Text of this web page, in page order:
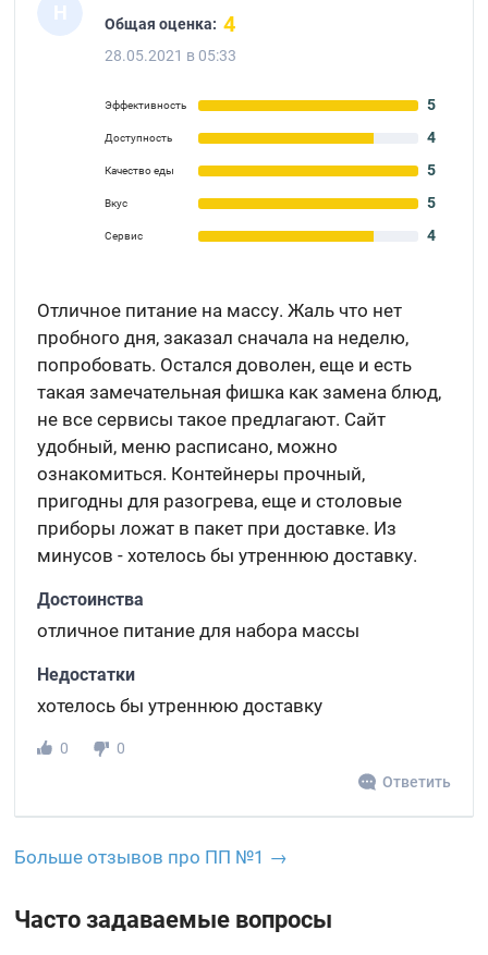
Н Общая оценка: 4
28.05.2021 в 05:33
Эффективность 5
Доступность 4
Качество еды 5
Вкус 5
Сервис 4
Отличное питание на массу. Жаль что нет
пробного дня, заказал сначала на неделю,
попробовать. Остался доволен, еще и есть
такая замечательная фишка как замена блюд,
не все сервисы такое предлагают. Сайт
удобный, меню расписано, можно
ознакомиться. Контейнеры прочный,
пригодны для разогрева, еще и столовые
приборы ложат в пакет при доставке. Из
минусов - хотелось бы утреннюю доставку.
Достоинства
отличное питание для набора массы
Недостатки
хотелось бы утреннюю доставку
0
0
Ответить
Больше отзывов про ПП №1 →
Часто задаваемые вопросы